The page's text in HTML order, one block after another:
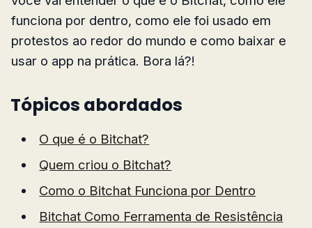
funciona por dentro, como ele foi usado em
protestos ao redor do mundo e como baixar e
usar o app na prática. Bora lá?!
Tópicos abordados
O que é o Bitchat?
Quem criou o Bitchat?
Como o Bitchat Funciona por Dentro
Bitchat Como Ferramenta de Resistência